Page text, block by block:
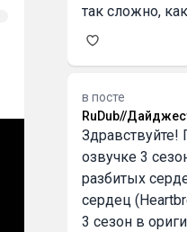
так сложно, как кажется! выгодно для
бизнеса Серьёзно, первый раз оплатил
в посте
RuDub//
Здравствуйте!
озвучке 3
разбитых
сердец
3 сезон в